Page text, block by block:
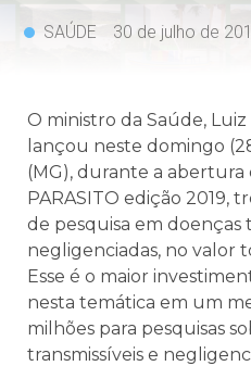
SAÚDE 30 de julho de
O ministro da Saúde,
lançou neste domingo
(MG), durante a abertura
PARASITO edição 2019,
de pesquisa em doenças
negligenciadas, no valor
Esse é o maior
nesta temática em um
milhões para pesquisas
transmissíveis e